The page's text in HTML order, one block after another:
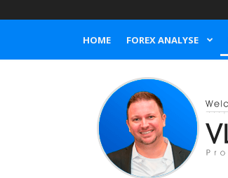
HOME FOREX ANALYSE